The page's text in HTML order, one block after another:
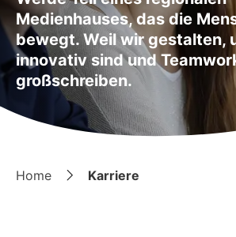
Medienhauses, das die
bewegt. Weil wir gestalten,
innovativ sind und
großschreiben.
Home Karriere